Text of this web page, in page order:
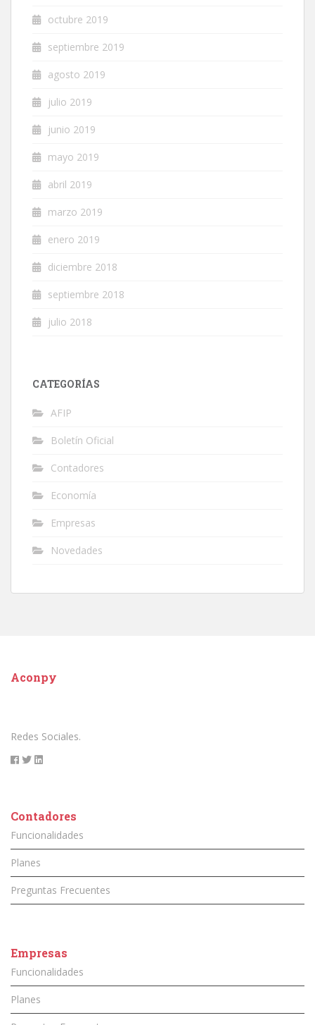
octubre 2019
septiembre 2019
agosto 2019
julio 2019
junio 2019
mayo 2019
abril 2019
marzo 2019
enero 2019
diciembre 2018
septiembre 2018
julio 2018
CATEGORÍAS
AFIP
Boletín Oficial
Contadores
Economía
Empresas
Novedades
Aconpy
Redes Sociales.
Contadores
Funcionalidades
Planes
Preguntas Frecuentes
Empresas
Funcionalidades
Planes